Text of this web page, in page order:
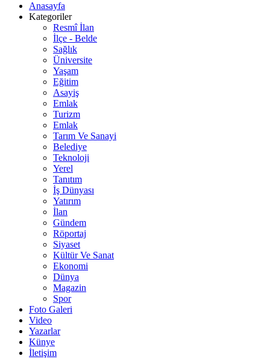
Anasayfa
Kategoriler
Resmî İlan
İlçe - Belde
Sağlık
Üniversite
Yaşam
Eğitim
Asayiş
Emlak
Turizm
Emlak
Tarım Ve Sanayi
Belediye
Teknoloji
Yerel
Tanıtım
İş Dünyası
Yatırım
İlan
Gündem
Röportaj
Siyaset
Kültür Ve Sanat
Ekonomi
Dünya
Magazin
Spor
Foto Galeri
Video
Yazarlar
Künye
İletişim